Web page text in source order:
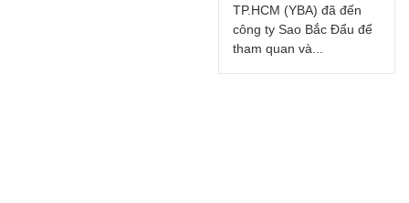
TP.HCM (YBA) đã đến
công ty Sao Bắc Đẩu để
tham quan và...